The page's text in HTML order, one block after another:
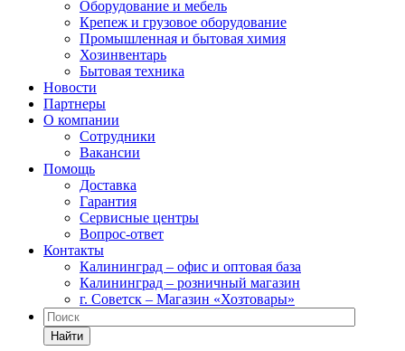
Оборудование и мебель
Крепеж и грузовое оборудование
Промышленная и бытовая химия
Хозинвентарь
Бытовая техника
Новости
Партнеры
О компании
Сотрудники
Вакансии
Помощь
Доставка
Гарантия
Сервисные центры
Вопрос-ответ
Контакты
Калининград – офис и оптовая база
Калининград – розничный магазин
г. Советск – Магазин «Хозтовары»
Найти